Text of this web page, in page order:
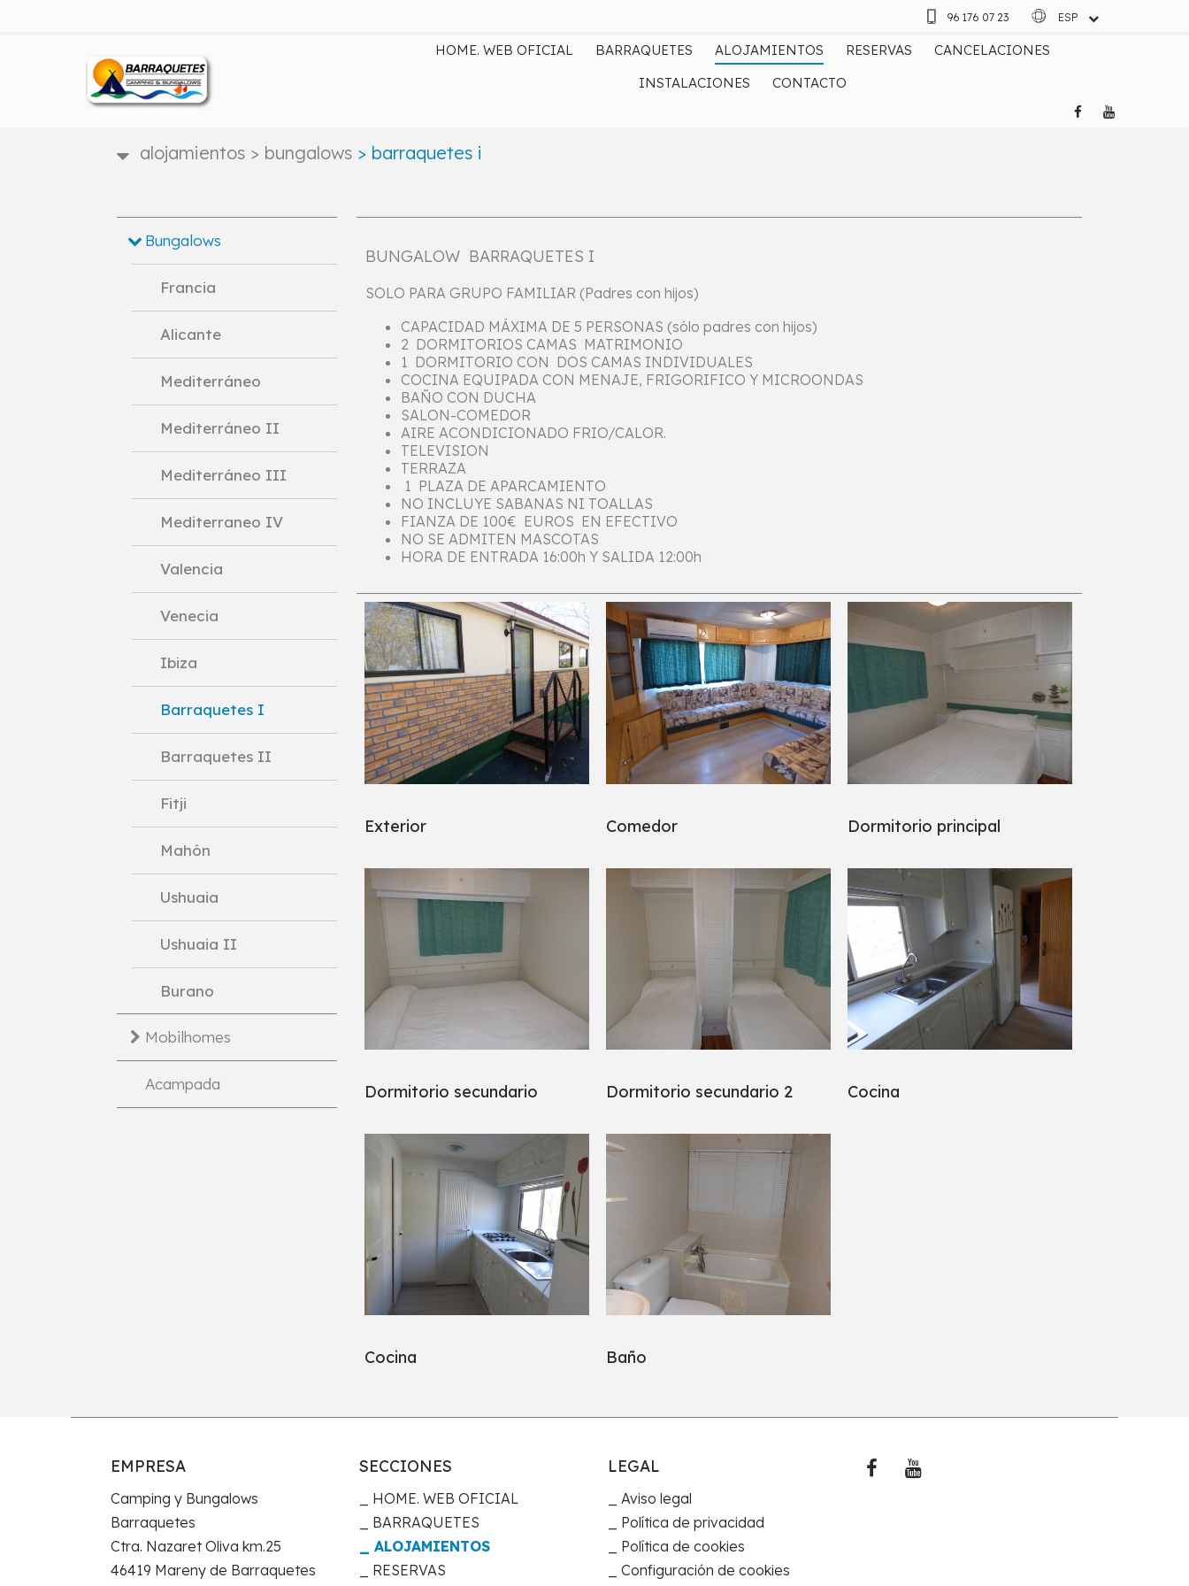
96 176 07 23
ESP
HOME. WEB OFICIAL BARRAQUETES ALOJAMIENTOS RESERVAS
CANCELACIONES
INSTALACIONES
CONTACTO
alojamientos > bungalows > barraquetes i
Bungalows
Francia
Alicante
Mediterráneo
Mediterráneo II
Mediterráneo III
Mediterraneo IV
Valencia
Venecia
Ibiza
Barraquetes I
Barraquetes II
Fitji
Mahón
Ushuaia
Ushuaia II
Burano
Mobilhomes
Acampada
BUNGALOW BARRAQUETES I
SOLO PARA GRUPO FAMILIAR (Padres con hijos)
CAPACIDAD MÁXIMA DE 5 PERSONAS (sólo padres con hijos)
2 DORMITORIOS CAMAS MATRIMONIO
1 DORMITORIO CON DOS CAMAS INDIVIDUALES
COCINA EQUIPADA CON MENAJE, FRIGORIFICO Y MICROONDAS
BAÑO CON DUCHA
SALON-COMEDOR
AIRE ACONDICIONADO FRIO/CALOR.
TELEVISION
TERRAZA
1 PLAZA DE APARCAMIENTO
NO INCLUYE SABANAS NI TOALLAS
FIANZA DE 100€ EUROS EN EFECTIVO
NO SE ADMITEN MASCOTAS
HORA DE ENTRADA 16:00h Y SALIDA 12:00h
Exterior Comedor Dormitorio principal
Dormitorio secundario Dormitorio secundario 2 Cocina
Cocina Baño
EMPRESA
Camping y Bungalows
Barraquetes
Ctra. Nazaret Oliva km.25
46419 Mareny de Barraquetes
SECCIONES
HOME. WEB OFICIAL
BARRAQUETES
ALOJAMIENTOS
RESERVAS
LEGAL
Aviso legal
Política de privacidad
Política de cookies
Configuración de cookies